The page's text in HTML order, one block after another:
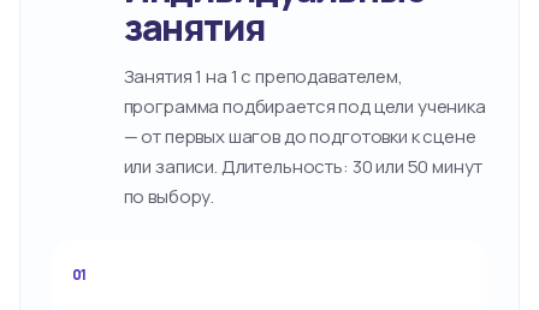
занятия
Занятия 1 на 1 с преподавателем,
программа подбирается под цели ученика
— от первых шагов до подготовки к сцене
или записи. Длительность: 30 или 50 минут
по выбору.
01